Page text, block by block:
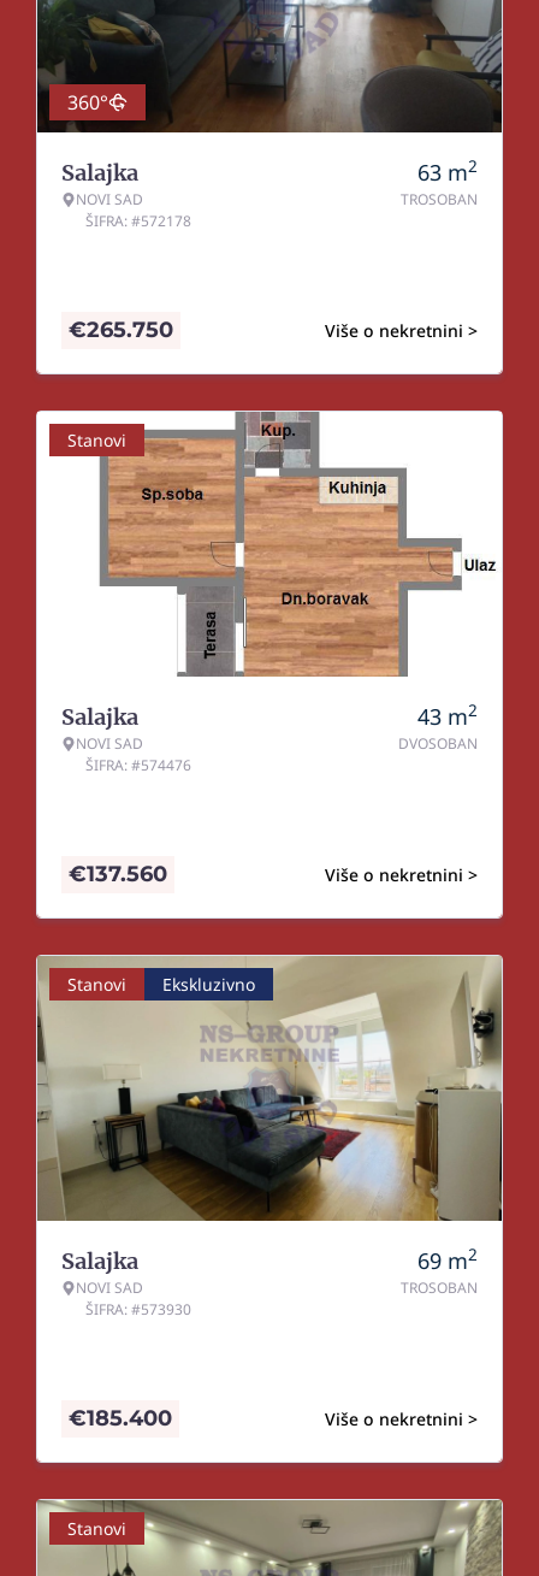
360°
Salajka
NOVI SAD
ŠIFRA: #572178
63 m2
TROSOBAN
Više o nekretnini >
€265.750
Stanovi
Salajka
NOVI SAD
ŠIFRA: #574476
43 m2
DVOSOBAN
Više o nekretnini >
€137.560
Stanovi Ekskluzivno
Salajka
NOVI SAD
ŠIFRA: #573930
69 m2
TROSOBAN
Više o nekretnini >
€185.400
Stanovi